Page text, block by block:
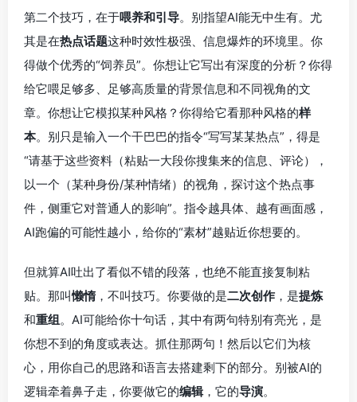
第二个技巧，在于喂养和引导。别指望AI能无中生有。尤
其是在热点话题这种时效性极强、信息爆炸的环境里。你
得做个优秀的“饲养员”。你想让它写出有深度的分析？你得
给它喂足够多、足够高质量的背景信息和不同视角的文
章。你想让它模拟某种风格？你得给它看那种风格的样
本。别只是输入一个干巴巴的指令“写写某某热点”，得是
“请基于这些资料（粘贴一大段你搜集来的信息、评论），
以一个（某种身份/某种情绪）的视角，探讨这个热点事
件，侧重它对普通人的影响”。指令越具体、越有画面感，
AI跑偏的可能性越小，给你的“素材”越贴近你想要的。
但就算AI吐出了看似不错的段落，也绝不能直接复制粘
贴。那叫懒惰，不叫技巧。你要做的是二次创作 ，是提炼
和重组。AI可能给你十句话，其中有两句特别有亮光，是
你想不到的角度或表达。抓住那两句！然后以它们为核
心，用你自己的思路和语言去搭建剩下的部分。别被AI的
逻辑牵着鼻子走，你要做它的编辑，它的导演。